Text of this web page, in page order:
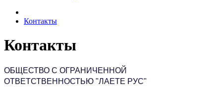
Контакты
Контакты
ОБЩЕСТВО С ОГРАНИЧЕННОЙ
ОТВЕТСТВЕННОСТЬЮ "ЛАЕТЕ РУС"